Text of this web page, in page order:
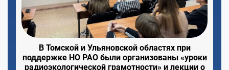
В Томской и Ульяновской областях при
поддержке НО РАО были организованы «уроки
радиоэкологической грамотности» и лекции о